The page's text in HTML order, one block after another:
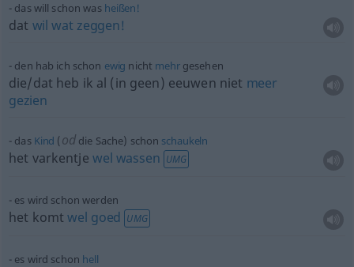
das will schon was heißen!
dat wil wat zeggen!
den hab ich schon ewig nicht mehrgesehen
die/dat heb ik al (in geen) eeuwen niet meer
gezien
das Kind (oddie Sache) schon schaukeln
het varkentje wel wassen UMG
es wird schon werden
het komtwel goed UMG
es wird schon hell